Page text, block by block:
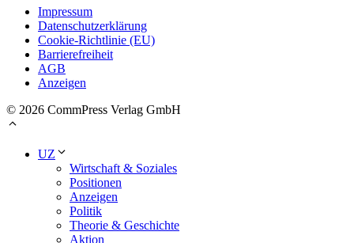
Impressum
Datenschutzerklärung
Cookie-Richtlinie (EU)
Barrierefreiheit
AGB
Anzeigen
© 2026 CommPress Verlag GmbH
UZ
Wirtschaft & Soziales
Positionen
Anzeigen
Politik
Theorie & Geschichte
Aktion